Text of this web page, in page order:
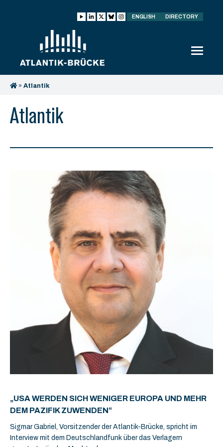
ENGLISH DIRECTORY
» Atlantik
Atlantik
„USA WERDEN SICH WENIGER EUROPA UND MEHR
DEM PAZIFIK ZUWENDEN“
Sigmar Gabriel, Vorsitzender der Atlantik-Brücke, spricht im
Interview mit dem Deutschlandfunk über das Verlagern